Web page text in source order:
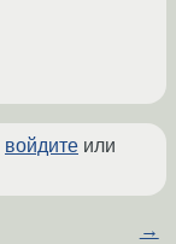
войдите или
→